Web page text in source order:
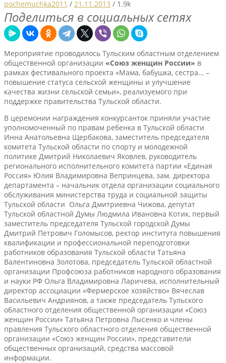
pochemuchka2011 / 21.11.2013 / 1.9k
Поделиться в социальных сетях
Мероприятие проводилось Тульским областным отделением
общественной организации «Союз женщин России» в
рамках фестивального проекта «Мама, бабушка, сестра… –
повышение статуса сельской женщины и улучшение
качества жизни сельской семьи», реализуемого при
поддержке правительства Тульской области.
В церемонии награждения конкурсанток приняли участие
уполномоченный по правам ребенка в Тульской области
Инна Анатольевна Щербакова, заместитель председателя
комитета Тульской области по спорту и молодежной
политике Дмитрий Николаевич Яковлев, руководитель
регионального исполнительного комитета партии «Единая
Россия» Юлия Владимировна Вепринцева, зам. директора
департамента – начальник отдела организации социального
обслуживания министерства труда и социальной защиты
Тульской области Ольга Дмитриевна Чижова, депутат
Тульской областной Думы Людмила Ивановна Котик, первый
заместитель председателя Тульской городской Думы
Дмитрий Петрович Голомысов, ректор института повышения
квалификации и профессиональной переподготовки
работников образования Тульской области Татьяна
Валентиновна Золотова, председатель Тульской областной
организации Профсоюза работников народного образования
и науки РФ Ольга Владимировна Ларичева, исполнительный
директор ассоциации «Фермерское хозяйство» Вячеслав
Васильевич Андриянов, а также председатель Тульского
областного отделения общественной организации «Союз
женщин России» Татьяна Петровна Лысенко и члены
правления Тульского областного отделения общественной
организации «Союз женщин России», представители
общественных организаций, средства массовой
информации.